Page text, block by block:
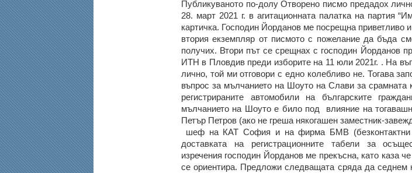
Публикуваното по-долу Отворено писмо предадох
28. март 2021 г. в агитационната палатка на партия
картичка. Господин Йорданов ме посрещна приветливо
втория екземпляр от писмото с пожелание да бъда
получих. Втори път се срещнах с господин Йорданов
ИТН в Пловдив преди изборите на 11 юли 2021г. . На
лично, той ми отговори с едно колебливо не. Тогава
въпрос за мълчанието на Шоуто на Слави за срамната
регистрираните автомобили на българските
мълчанието на Шоуто е било под влияние на
Петър Петров (ако не греша някогашен заместник-
шеф на КАТ София и на фирма БМВ (безконтактни
доставката на регистрационните табели за
изречения господин Йорданов ме прекъсна, като каза
се ориентира. Предложи следващата сряда да седнем